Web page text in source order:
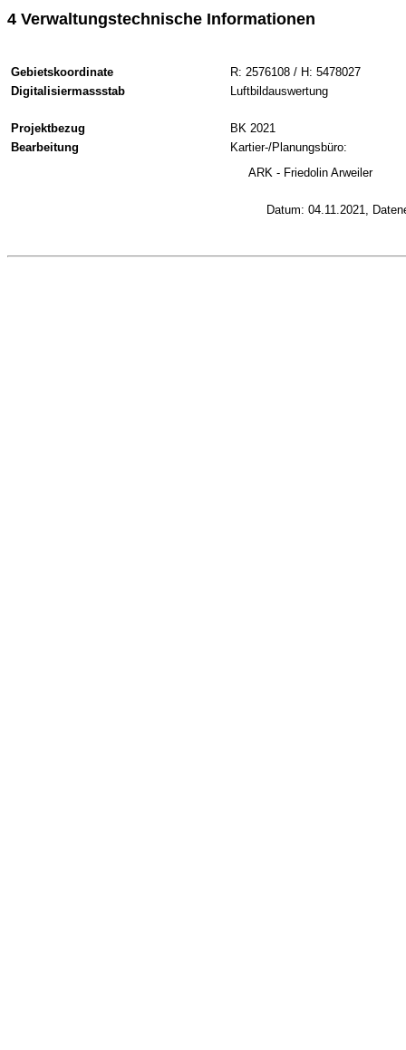
4 Verwaltungstechnische Informationen
Gebietskoordinate
R: 2576108 / H: 5478027
Digitalisiermassstab
Luftbildauswertung
Projektbezug
BK 2021
Bearbeitung
Kartier-/Planungsbüro:
ARK - Friedolin Arweiler
Datum: 04.11.2021,